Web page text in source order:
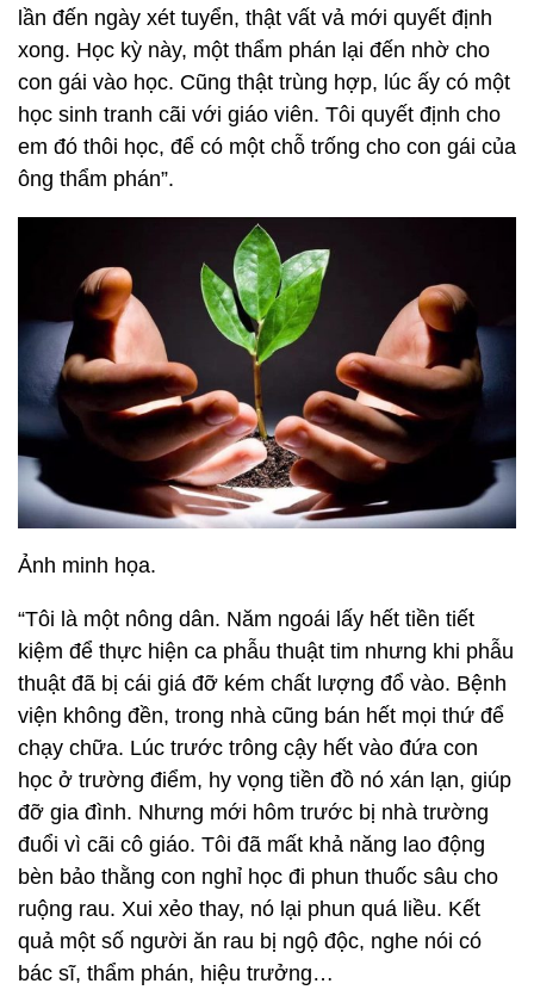
lần đến ngày xét tuyển, thật vất vả mới quyết định
xong. Học kỳ này, một thẩm phán lại đến nhờ cho
con gái vào học. Cũng thật trùng hợp, lúc ấy có một
học sinh tranh cãi với giáo viên. Tôi quyết định cho
em đó thôi học, để có một chỗ trống cho con gái của
ông thẩm phán”.
Ảnh minh họa.
“Tôi là một nông dân. Năm ngoái lấy hết tiền tiết
kiệm để thực hiện ca phẫu thuật tim nhưng khi phẫu
thuật đã bị cái giá đỡ kém chất lượng đổ vào. Bệnh
viện không đền, trong nhà cũng bán hết mọi thứ để
chạy chữa. Lúc trước trông cậy hết vào đứa con
học ở trường điểm, hy vọng tiền đồ nó xán lạn, giúp
đỡ gia đình. Nhưng mới hôm trước bị nhà trường
đuổi vì cãi cô giáo. Tôi đã mất khả năng lao động
bèn bảo thằng con nghỉ học đi phun thuốc sâu cho
ruộng rau. Xui xẻo thay, nó lại phun quá liều. Kết
quả một số người ăn rau bị ngộ độc, nghe nói có
bác sĩ, thẩm phán, hiệu trưởng…